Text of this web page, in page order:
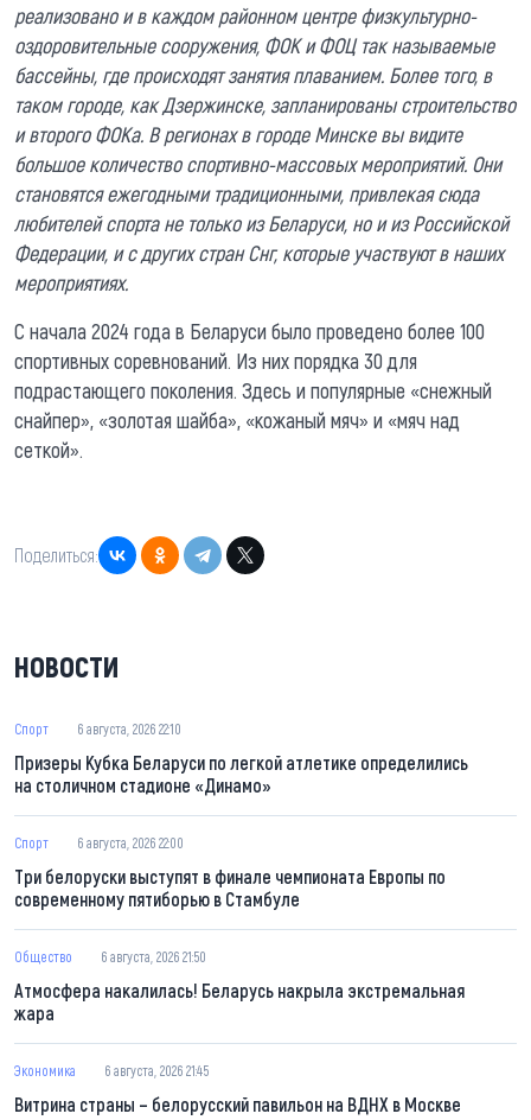
реализовано и в каждом районном центре физкультурно-
оздоровительные сооружения, ФОК и ФОЦ так называемые
бассейны, где происходят занятия плаванием. Более того, в
таком городе, как Дзержинске, запланированы строительство
и второго ФОКа. В регионах в городе Минске вы видите
большое количество спортивно-массовых мероприятий. Они
становятся ежегодными традиционными, привлекая сюда
любителей спорта не только из Беларуси, но и из Российской
Федерации, и с других стран Снг, которые участвуют в наших
мероприятиях.
С начала 2024 года в Беларуси было проведено более 100
спортивных соревнований. Из них порядка 30 для
подрастающего поколения. Здесь и популярные «снежный
снайпер», «золотая шайба», «кожаный мяч» и «мяч над
сеткой».
Поделиться:
НОВОСТИ
Спорт 6 августа, 2026 22:10
Призеры Кубка Беларуси по легкой атлетике определились
на столичном стадионе «Динамо»
Спорт 6 августа, 2026 22:00
Три белоруски выступят в финале чемпионата Европы по
современному пятиборью в Стамбуле
Общество 6 августа, 2026 21:50
Атмосфера накалилась! Беларусь накрыла экстремальная
жара
Экономика 6 августа, 2026 21:45
Витрина страны – белорусский павильон на ВДНХ в Москве